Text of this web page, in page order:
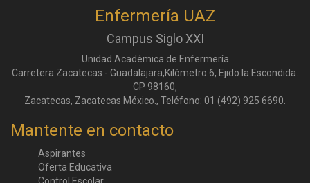
Enfermería UAZ
Campus Siglo XXI
Unidad Académica de Enfermería
Carretera Zacatecas - Guadalajara,Kilómetro 6, Ejido la Escondida.
CP 98160,
Zacatecas, Zacatecas México., Teléfono: 01 (492) 925 6690.
Mantente en contacto
Aspirantes
Oferta Educativa